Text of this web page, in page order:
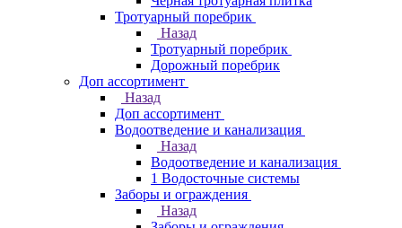
Тротуарный поребрик
Назад
Тротуарный поребрик
Дорожный поребрик
Доп ассортимент
Назад
Доп ассортимент
Водоотведение и канализация
Назад
Водоотведение и канализация
1 Водосточные системы
Заборы и ограждения
Назад